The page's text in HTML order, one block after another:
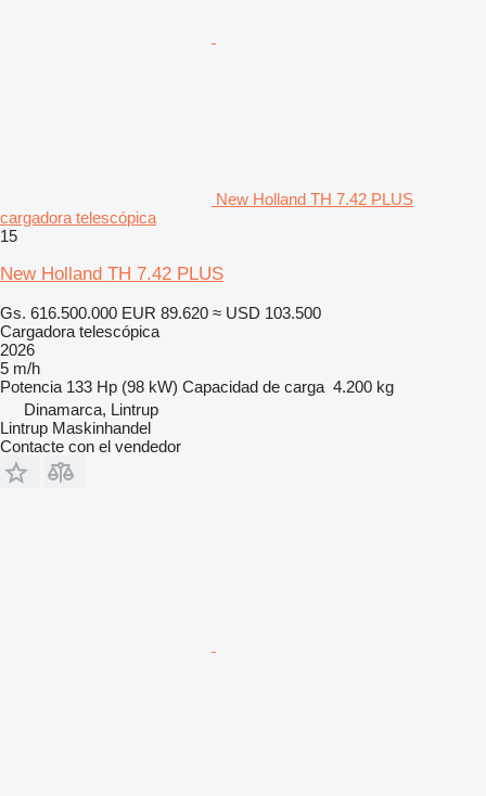
New Holland TH 7.42 PLUS
cargadora telescópica
15
New Holland TH 7.42 PLUS
Gs. 616.500.000 EUR 89.620 ≈ USD 103.500
Cargadora telescópica
2026
5 m/h
Potencia 133 Hp (98 kW) Capacidad de carga 4.200 kg
Dinamarca, Lintrup
Lintrup Maskinhandel
Contacte con el vendedor